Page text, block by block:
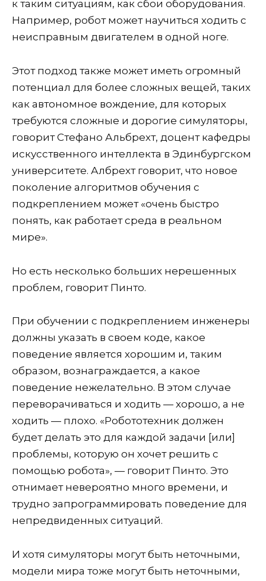
к таким ситуациям, как сбои оборудования.
Например, робот может научиться ходить с
неисправным двигателем в одной ноге.
Этот подход также может иметь огромный
потенциал для более сложных вещей, таких
как автономное вождение, для которых
требуются сложные и дорогие симуляторы,
говорит Стефано Альбрехт, доцент кафедры
искусственного интеллекта в Эдинбургском
университете. Албрехт говорит, что новое
поколение алгоритмов обучения с
подкреплением может «очень быстро
понять, как работает среда в реальном
мире».
Но есть несколько больших нерешенных
проблем, говорит Пинто.
При обучении с подкреплением инженеры
должны указать в своем коде, какое
поведение является хорошим и, таким
образом, вознаграждается, а какое
поведение нежелательно. В этом случае
переворачиваться и ходить — хорошо, а не
ходить — плохо. «Робототехник должен
будет делать это для каждой задачи [или]
проблемы, которую он хочет решить с
помощью робота», — говорит Пинто. Это
отнимает невероятно много времени, и
трудно запрограммировать поведение для
непредвиденных ситуаций.
И хотя симуляторы могут быть неточными,
модели мира тоже могут быть неточными,